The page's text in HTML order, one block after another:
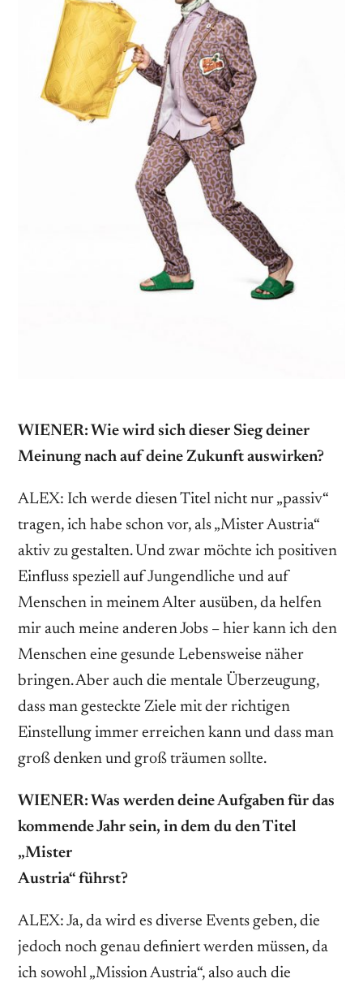
WIENER: Wie wird sich dieser Sieg deiner
Meinung nach auf deine Zukunft auswirken?
ALEX: Ich werde diesen Titel nicht nur „passiv“
tragen, ich habe schon vor, als „Mister Austria“
aktiv zu gestalten. Und zwar möchte ich positiven
Einfluss speziell auf Jungendliche und auf
Menschen in meinem Alter ausüben, da helfen
mir auch meine anderen Jobs – hier kann ich den
Menschen eine gesunde Lebensweise näher
bringen. Aber auch die mentale Überzeugung,
dass man gesteckte Ziele mit der richtigen
Einstellung immer erreichen kann und dass man
groß denken und groß träumen sollte.
WIENER: Was werden deine Aufgaben für das
kommende Jahr sein, in dem du den Titel
„Mister
Austria“ führst?
ALEX: Ja, da wird es diverse Events geben, die
jedoch noch genau definiert werden müssen, da
ich sowohl „Mission Austria“, also auch die